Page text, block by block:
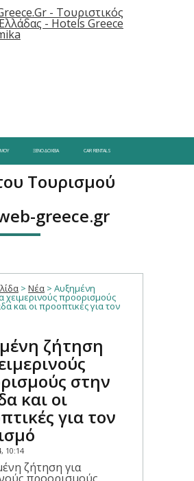
ΞΕΝΟΔΟΧΕΊΑ CAR RENTALS
Τουρισμού
greece.gr
> Νέα > Αυξημένη
χειμερινούς προορισμούς
και οι προοπτικές για τον
ζήτηση
στην
και οι
για τον
10:14